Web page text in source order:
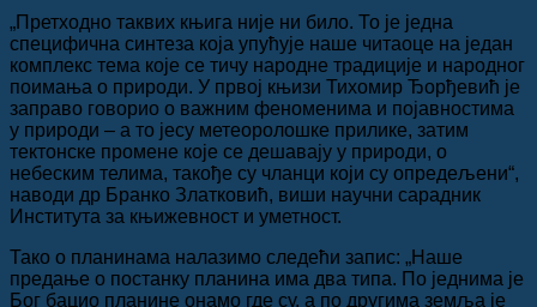
„Претходно таквих књига није ни било. То је једна
специфична синтеза која упућује наше читаоце на један
комплекс тема које се тичу народне традиције и народног
поимања о природи. У првој књизи Тихомир Ђорђевић је
заправо говорио о важним феноменима и појавностима
у природи – а то јесу метеоролошке прилике, затим
тектонске промене које се дешавају у природи, о
небеским телима, такође су чланци који су опредељени“,
наводи др Бранко Златковић, виши научни сарадник
Института за књижевност и уметност.
Тако о планинама налазимо следећи запис: „Наше
предање о постанку планина има два типа. По једнима је
Бог бацио планине онамо где су, а по другима земља је